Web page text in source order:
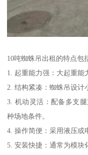
10吨蜘蛛吊出租的特点包
1. 起重能力强：大起重能
2. 结构紧凑：蜘蛛吊设计
3. 机动灵活：配备多支
种场地条件。
4. 操作简便：采用液压或
5. 安装快捷：通常为模块